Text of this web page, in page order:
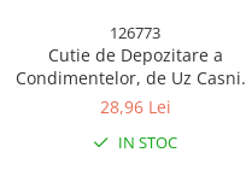
126773
Cutie de Depozitare a
Condimentelor, de Uz
cu Maner Stabil, cu Capac, 4
x 14 x 10 cm, Crem
28,96 Lei
IN STOC